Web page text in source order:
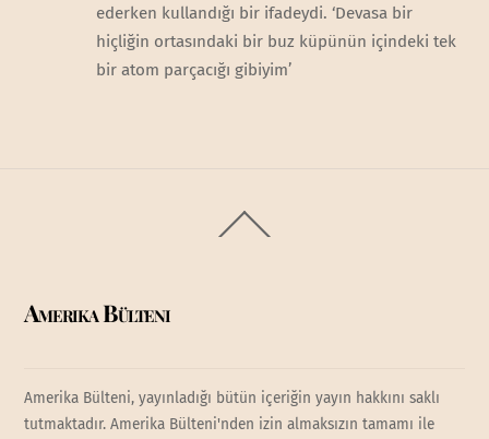
ederken kullandığı bir ifadeydi. ‘Devasa bir
hiçliğin ortasındaki bir buz küpünün içindeki tek
bir atom parçacığı gibiyim’
To
Amerika Bülteni
Amerika Bülteni, yayınladığı bütün içeriğin yayın hakkını saklı
tutmaktadır. Amerika Bülteni'nden izin almaksızın tamamı ile